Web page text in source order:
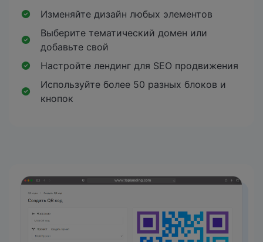
Изменяйте дизайн любых элементов
Выберите тематический домен или
добавьте свой
Настройте лендинг для SEO продвижения
Используйте более 50 разных блоков и
кнопок